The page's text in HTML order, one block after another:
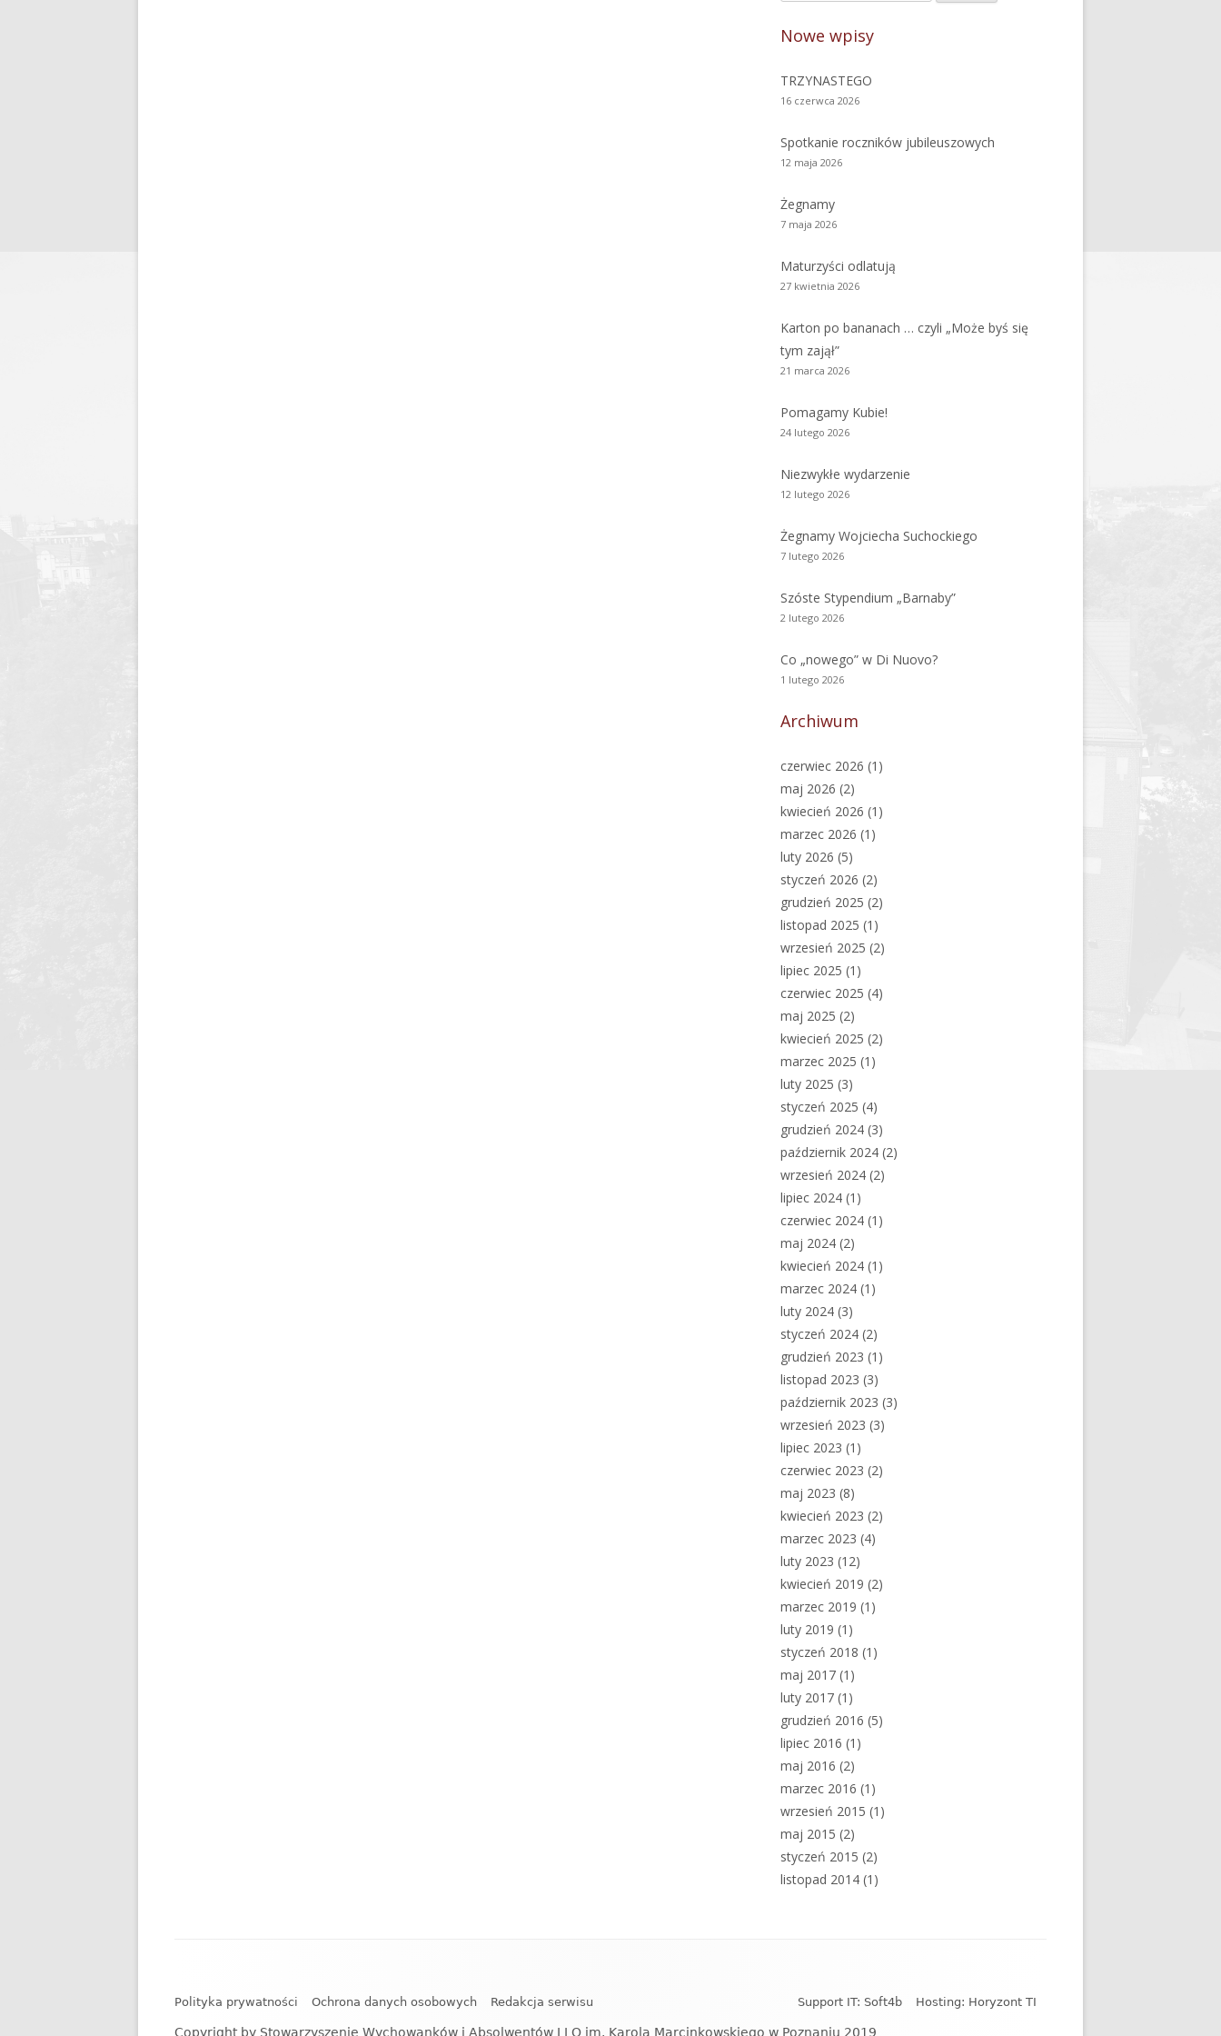
panel
boczny
Nowe wpisy
TRZYNASTEGO
16 czerwca 2026
Spotkanie roczników jubileuszowych
12 maja 2026
Żegnamy
7 maja 2026
Maturzyści odlatują
27 kwietnia 2026
Karton po bananach … czyli „Może byś się
tym zajął”
21 marca 2026
Pomagamy Kubie!
24 lutego 2026
Niezwykłe wydarzenie
12 lutego 2026
Żegnamy Wojciecha Suchockiego
7 lutego 2026
Szóste Stypendium „Barnaby”
2 lutego 2026
Co „nowego” w Di Nuovo?
1 lutego 2026
Archiwum
czerwiec 2026 (1)
maj 2026 (2)
kwiecień 2026 (1)
marzec 2026 (1)
luty 2026 (5)
styczeń 2026 (2)
grudzień 2025 (2)
listopad 2025 (1)
wrzesień 2025 (2)
lipiec 2025 (1)
czerwiec 2025 (4)
maj 2025 (2)
kwiecień 2025 (2)
marzec 2025 (1)
luty 2025 (3)
styczeń 2025 (4)
grudzień 2024 (3)
październik 2024 (2)
wrzesień 2024 (2)
lipiec 2024 (1)
czerwiec 2024 (1)
maj 2024 (2)
kwiecień 2024 (1)
marzec 2024 (1)
luty 2024 (3)
styczeń 2024 (2)
grudzień 2023 (1)
listopad 2023 (3)
październik 2023 (3)
wrzesień 2023 (3)
lipiec 2023 (1)
czerwiec 2023 (2)
maj 2023 (8)
kwiecień 2023 (2)
marzec 2023 (4)
luty 2023 (12)
kwiecień 2019 (2)
marzec 2019 (1)
luty 2019 (1)
styczeń 2018 (1)
maj 2017 (1)
luty 2017 (1)
grudzień 2016 (5)
lipiec 2016 (1)
maj 2016 (2)
marzec 2016 (1)
wrzesień 2015 (1)
maj 2015 (2)
styczeń 2015 (2)
listopad 2014 (1)
stopki
Polityka prywatności Ochrona danych osobowych Redakcja serwisu Support IT: Soft4b Hosting: Horyzont TI
Copyright by Stowarzyszenie Wychowanków i Absolwentów I LO im. Karola Marcinkowskiego w Poznaniu 2019